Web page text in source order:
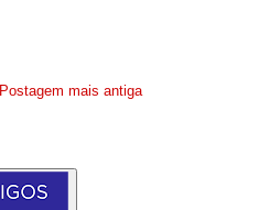
Postagem mais antiga